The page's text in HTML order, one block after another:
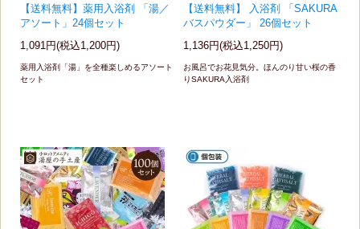
【送料無料】薬用入浴剤 「湯／
アソート」24個セット
1,091円(税込1,200円)
薬用入浴剤「湯」を全種楽しめるアソート
セット
【送料無料】 入浴剤 「SAKURA
バスパウダー」 26個セット
1,136円(税込1,250円)
お風呂でお花見気分。ほんのり甘い桜の香
りSAKURA入浴剤